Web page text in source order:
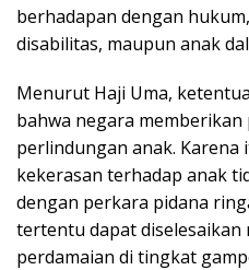
berhadapan dengan
disabilitas, maupun anak
Menurut Haji Uma,
bahwa negara
perlindungan anak.
kekerasan terhadap anak
dengan perkara pidana
tertentu dapat diselesaikan
perdamaian di tingkat